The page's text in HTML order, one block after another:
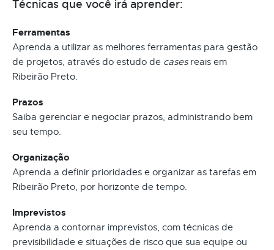
Técnicas que você irá aprender:
Ferramentas
Aprenda a utilizar as melhores ferramentas para gestão
de projetos, através do estudo de casesreais em
Ribeirão Preto.
Prazos
Saiba gerenciar e negociar prazos, administrando bem
seu tempo.
Organização
Aprenda a definir prioridades e organizar as tarefas em
Ribeirão Preto, por horizonte de tempo.
Imprevistos
Aprenda a contornar imprevistos, com técnicas de
previsibilidade e situações de risco que sua equipe ou